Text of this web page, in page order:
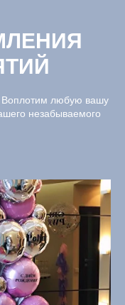
Воплотим любую вашу
незабываемого